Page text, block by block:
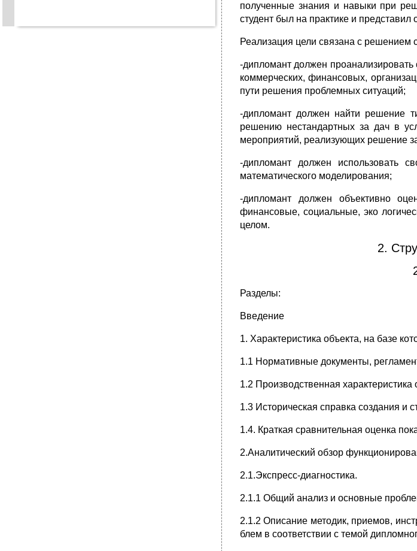
полученные знания и навыки при
студент был на практике и представил
Реализация цели связана с решением
-дипломант должен
коммерческих, финан­совых,
пути решения проблемных ситуаций;
-дипломант должен найти решение
решению нестандартных за­ дач в
мероприятий, реализующих решение
-дипломант должен использовать
математического моделирования;
-дипломант должен объективно
финансовые, социальные, эко­
целом.
2.
Разделы:
Введение
1. Характеристика объекта, на базе
1.1 Нормативные документы,
1.2 Производственная характеристика
1.3 Историческая справка создания и
1.4. Краткая сравнительная оценка
2.Аналитический обзор
2.1.Экспресс-диагностика.
2.1.1 Общий анализ и основные
2.1.2 Описание методик, приемов,
блем в соответствии с темой